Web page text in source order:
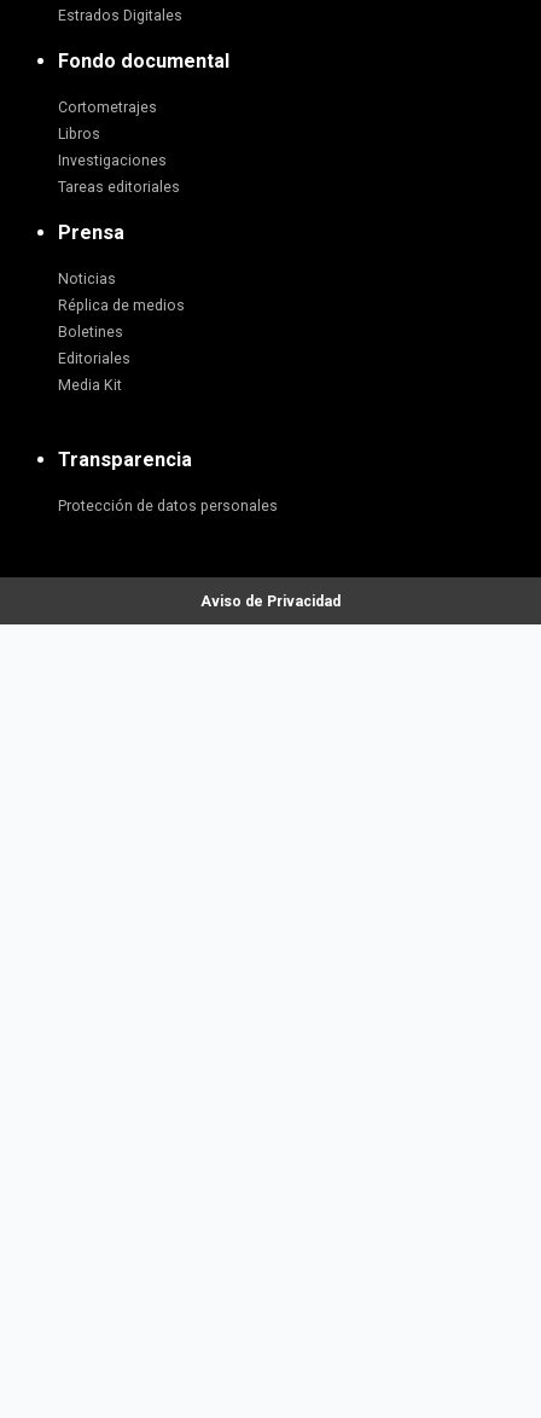
Estrados Digitales
Fondo documental
Cortometrajes
Libros
Investigaciones
Tareas editoriales
Prensa
Noticias
Réplica de medios
Boletines
Editoriales
Media Kit
Transparencia
Protección de datos personales
Aviso de Privacidad